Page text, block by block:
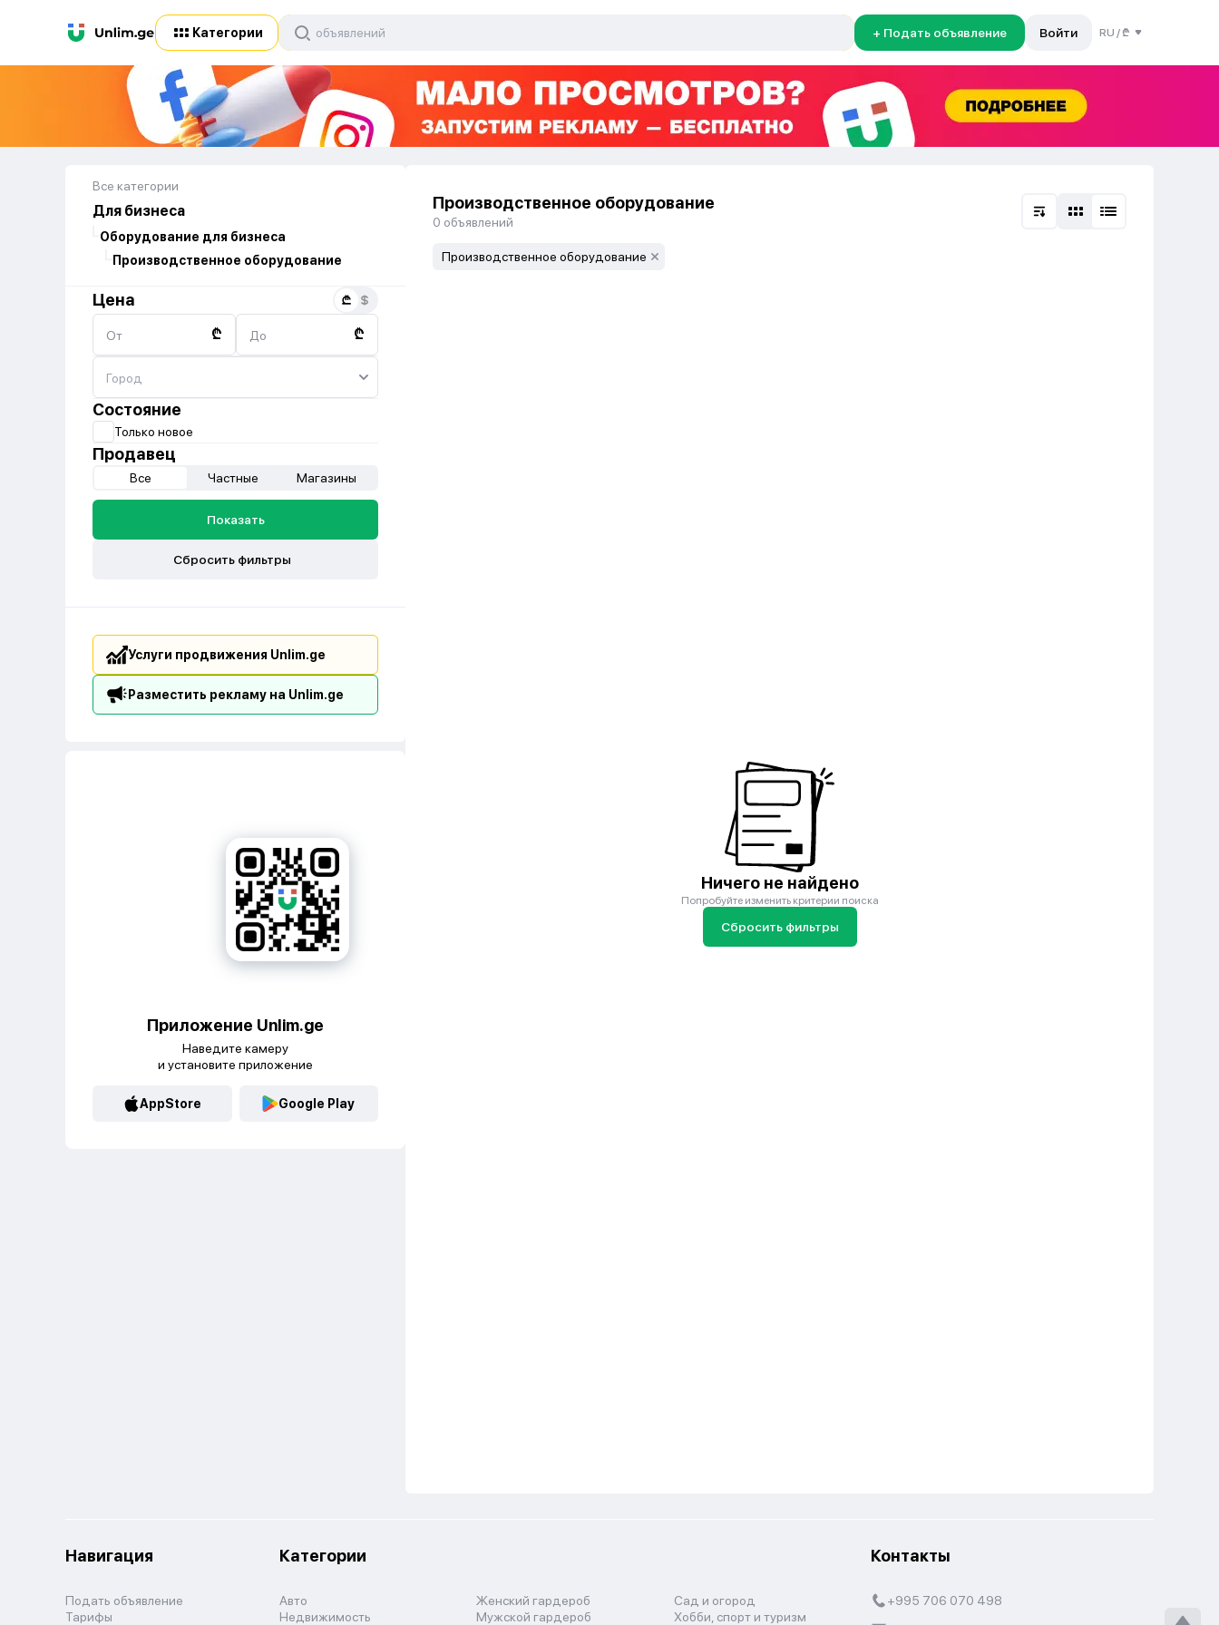
Категории + Подать объявление Войти RU /₾
Все категории
Для бизнеса
Оборудование для бизнеса
Производственное оборудование
Цена
От ₾ До ₾
Состояние
Только новое
Продавец
Все Частные Магазины
Показать
Сбросить фильтры
Услуги продвижения Unlim.ge
Разместить рекламу на Unlim.ge
Приложение Unlim.ge
Наведите камеру
и установите приложение
AppStore Google Play
Производственное оборудование
0 объявлений
Производственное оборудование
Ничего не найдено
Попробуйте изменить критерии поиска
Сбросить фильтры
Навигация
Подать объявление
Тарифы
Категории
Авто
Недвижимость
Женский гардероб
Мужской гардероб
Сад и огород
Хобби, спорт и туризм
Контакты
+995 706 070 498